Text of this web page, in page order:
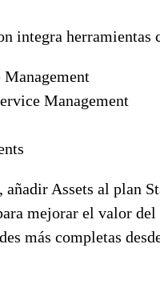
integra herramientas
Management
añadir Assets al plan
mejorar el valor
más completas